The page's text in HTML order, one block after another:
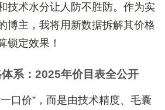
技术水分让人防不胜防。作为实
博主，我将用新数据拆解其价格
锁定效果！
系：2025年价目表全公开
口价”，而是由技术精度、 毛囊